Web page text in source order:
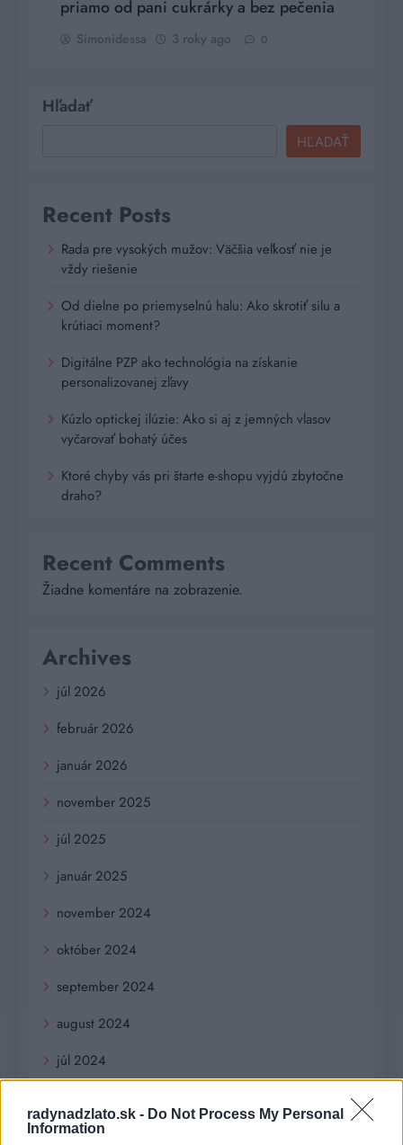
radynadzlato.sk - Do Not Process My Personal
Information
priamo od pani cukrárky a bez pečenia
Simonidessa 3 roky ago 0
Hľadať
HĽADAŤ
Recent Posts
Rada pre vysokých mužov: Väčšia veľkosť nie je
vždy riešenie
Od dielne po priemyselnú halu: Ako skrotiť silu a
krútiaci moment?
Digitálne PZP ako technológia na získanie
personalizovanej zľavy
Kúzlo optickej ilúzie: Ako si aj z jemných vlasov
vyčarovať bohatý účes
Ktoré chyby vás pri štarte e-shopu vyjdú zbytočne
draho?
Recent Comments
Žiadne komentáre na zobrazenie.
Archives
júl 2026
február 2026
január 2026
november 2025
júl 2025
január 2025
november 2024
október 2024
september 2024
august 2024
júl 2024
apríl 2024